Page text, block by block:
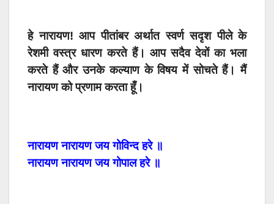
हे नारायण! आप पीतांबर अर्थातस्वर्ण सदृश पीलेके
रेशमी वस्त्र धारण करते हैं। आप सदैव देवों का भला
करते हैं और उनके कल्याण के विषय में सोचते हैं। मैं
नारायण को प्रणाम करता हूँ।
नारायण नारायण जय गोविन्द हरे ॥
नारायण नारायण जय गोपाल हरे ॥